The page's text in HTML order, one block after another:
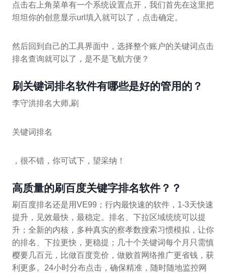
点击右上角菜单有一个系统设置点开，我们首先在这里把
坦坦你的创意显示url填入就可以了，点击确定。
然后回到自己的工具界面中，选择整个账户的关键词点击
排名查询就可以了，是不是飞航方便？
刷关键词排名软件有哪些是好的管用的？
李守洪排名大师,刷
关键词排名
，很不错，你可试下，望采纳！
高质量的刷百度关键字排名软件？？
刷百度排名还是用VE99；行内最快速的软件，1-3天快速
提升，见效最快，最稳定。排名、下拉区域统统可以提
升；全新的内核，多种真实的察孝数搜索习惯模拟，让你
的排名、下拉更快，更稳提；几十个关键词每个月只需慎
樱要几百元，比做百度竞价，做败首网络推广更省钱，获
利更多。24小时分布点击，确保精准，随时随地监控网